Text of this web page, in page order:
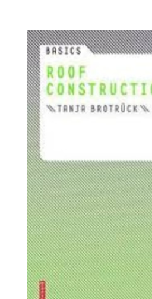
basics-
roof-
construction.jpg